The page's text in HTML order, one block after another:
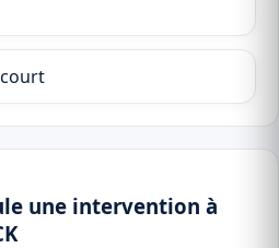
une intervention à